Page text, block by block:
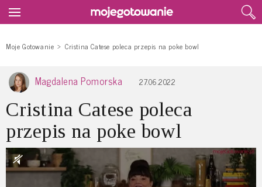
Moje Gotowanie Cristina Catese poleca przepis na poke bowl
Magdalena Pomorska 27.06.2022
Cristina Catese poleca
przepis na poke bowl